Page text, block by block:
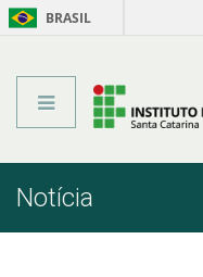
BRASIL
NotíciaInício